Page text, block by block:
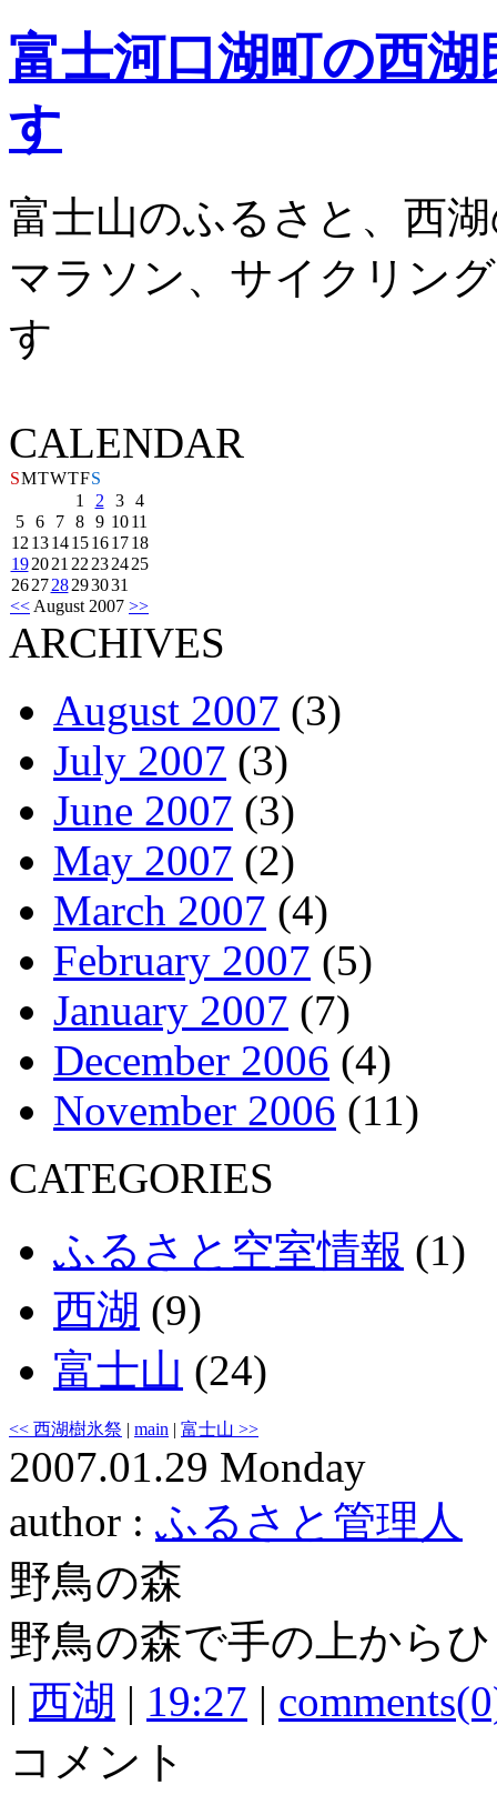
富士河口湖町の西
す
富士山のふるさと、西
マラソン、サイクリン
す
CALENDAR
SMTWTFS
1
2 3
4
5
6 7 8 9 10 11
12 13 14 15 16 17 18
19 20 21 22 23 24 25
26 27 28 293031
<< August 2007 >>
ARCHIVES
August 2007 (3)
July 2007 (3)
June 2007 (3)
May 2007 (2)
March 2007 (4)
February 2007 (5)
January 2007 (7)
December 2006 (4)
November 2006 (11)
CATEGORIES
ふるさと空室情報 (1)
西湖 (9)
富士山 (24)
<< 西湖樹氷祭 | main | 富士山 >>
2007.01.29 Monday
author : ふるさと管理人
野鳥の森
野鳥の森で手の上から
| 西湖 | 19:27 |
コメント